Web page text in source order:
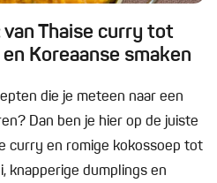
Thaise curry tot
Koreaanse smaken
die je meteen naar een
Dan ben je hier op de juiste
curry en romige kokossoep tot
knapperige dumplings en